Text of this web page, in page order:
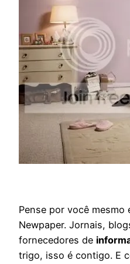
Pense por você mesmo
Newpaper. Jornais,
fornecedores de
trigo, isso é contigo. E